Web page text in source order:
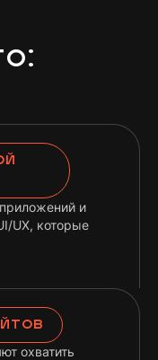
и
UX, которые
охватить